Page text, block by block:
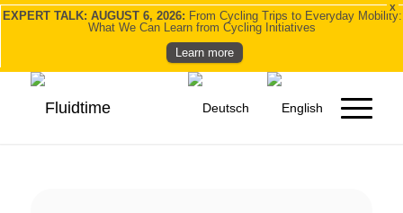
X
EXPERT TALK: AUGUST 6, 2026: From Cycling Trips to Everyday Mobility:
What We Can Learn from Cycling Initiatives
Learn more